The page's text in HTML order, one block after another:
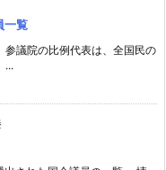
一覧
参議院の比例代表は、全国民の
...